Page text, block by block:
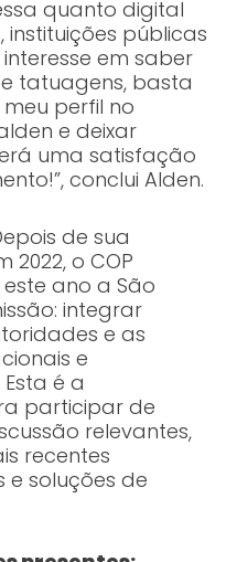
quanto digital
públicas
em saber
tatuagens, basta
perfil no
e deixar
uma satisfação
conclui Alden.
de sua
o COP
este ano a São
integrar
e as
e
é a
participar de
relevantes,
recentes
e soluções de